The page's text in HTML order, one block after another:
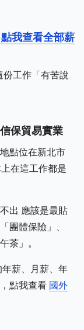
我查看全部薪
工作「有苦說
保貿易實業
點位在新北市
在這工作都是
出 應該是最貼
團體保險」、
茶」。
薪、月薪、年
點我查看 國外